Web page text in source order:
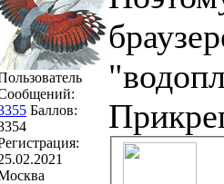
Баллов: